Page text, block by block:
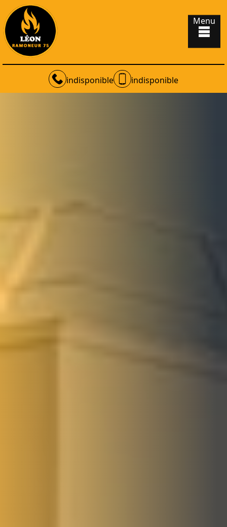
indisponible indisponible
Menu